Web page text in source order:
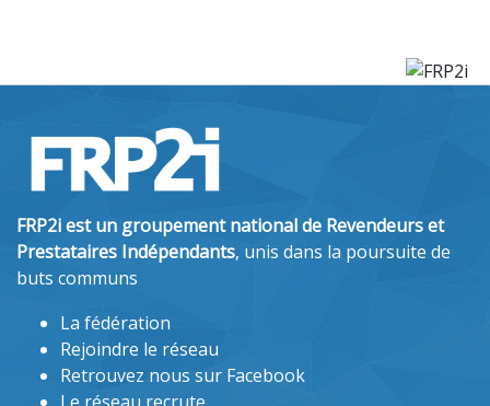
FRP2i est un groupement national de Revendeurs et
Prestataires Indépendants, unis dans la poursuite de
buts communs
La fédération
Rejoindre le réseau
Retrouvez nous sur Facebook